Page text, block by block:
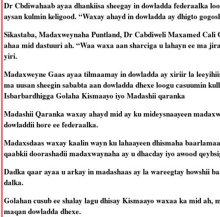
Dr Cbdiwahaab ayaa dhankiisa sheegay in dowladda federaalka
aysan kulmin keligood. “Waxay ahayd in dowladda ay dhigto
Sikastaba, Madaxweynaha Puntland, Dr Cabdiweli Maxamed Cali
ahaa mid dastuuri ah. “Waa waxa aan sharciga u lahayn ee ma
yiri.
Madaxweyne Gaas ayaa tilmaamay in dowladda ay xiriir la
ma uusan sheegin sababta aan dowladda dhexe loogu casuumin
Isbarbardhigga Golaha Kismaayo iyo Madashii qaranka
Madashii Qaranka waxay ahayd mid ay ku mideysnaayeen
dowladdii hore ee federaalka.
Madaxsdaas waxay kaalin wayn ku lahaayeen dhismaha
qaabkii doorashadii madaxwaynaha ay u dhacday iyo awood
Dadka qaar ayaa u arkay in madashaas ay la wareegtay howshii
dalka.
Golahan cusub ee shalay lagu dhisay Kismaayo waxaa ka mid
maqan dowladda dhexe.